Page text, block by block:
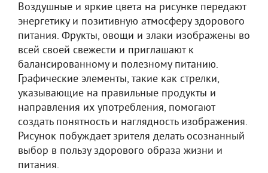
Воздушные и яркие цвета на рисунке передают
энергетику и позитивную атмосферу здорового
питания. Фрукты, овощи и злаки изображены во
всей своей свежести и приглашают к
балансированному и полезному питанию.
Графические элементы, такие как стрелки,
указывающие на правильные продукты и
направления их употребления, помогают
создать понятность и наглядность изображения.
Рисунок побуждает зрителя делать осознанный
выбор в пользу здорового образа жизни и
питания.